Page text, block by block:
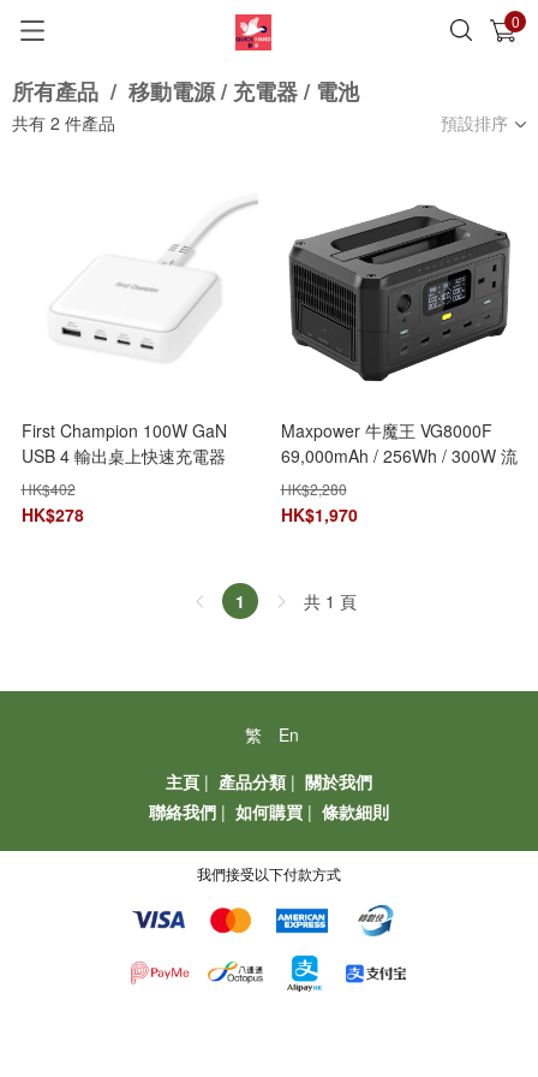
0
已加入購物車 查看
所有產品 / 移動電源 / 充電器 / 電池
共有 2 件產品 預設排序
First Champion 100W GaN
USB 4 輸出桌上快速充電器
HK$402
HK$278
Maxpower 牛魔王 VG8000F
69,000mAh / 256Wh / 300W 流
動 AC 電源
HK$2,280
HK$1,970
1 共 1 頁
繁
En
主頁 | 產品分類 | 關於我們
聯絡我們 | 如何購買 | 條款細則
我們接受以下付款方式